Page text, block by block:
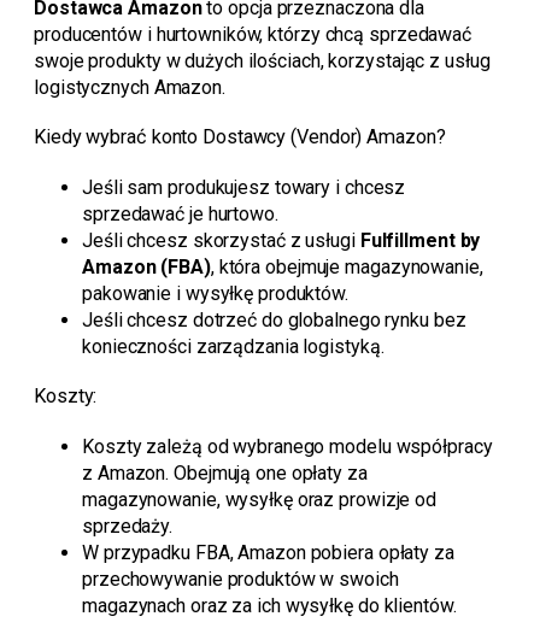
Dostawca Amazonto opcja przeznaczona dla
producentów i hurtowników, którzy chcą sprzedawać
swoje produkty w dużych ilościach, korzystając z usług
logistycznych Amazon.
Kiedy wybrać konto Dostawcy (Vendor) Amazon?
Jeśli sam produkujesz towary i chcesz
sprzedawać je hurtowo.
Jeśli chcesz skorzystać z usługi Fulfillment by
Amazon (FBA), która obejmuje magazynowanie,
pakowanie i wysyłkę produktów.
Jeśli chcesz dotrzeć do globalnego rynku bez
konieczności zarządzania logistyką.
Koszty:
Koszty zależą od wybranego modelu współpracy
z Amazon. Obejmują one opłaty za
magazynowanie, wysyłkę oraz prowizje od
sprzedaży.
W przypadku FBA, Amazon pobiera opłaty za
przechowywanie produktów w swoich
magazynach oraz za ich wysyłkę do klientów.